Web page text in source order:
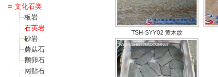
文化石类
板岩
石英岩
砂岩
蘑菇石
鹅卵石
网贴石
TSH-SYY02 黄木纹